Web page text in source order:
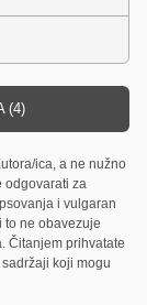
(4)
ica, a ne nužno
odgovarati za
i vulgaran
ne obavezuje
Čitanjem prihvatate
koji mogu